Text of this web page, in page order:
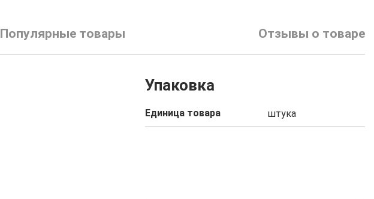
Популярные товары Отзывы о товаре
Упаковка
Единица товара штука